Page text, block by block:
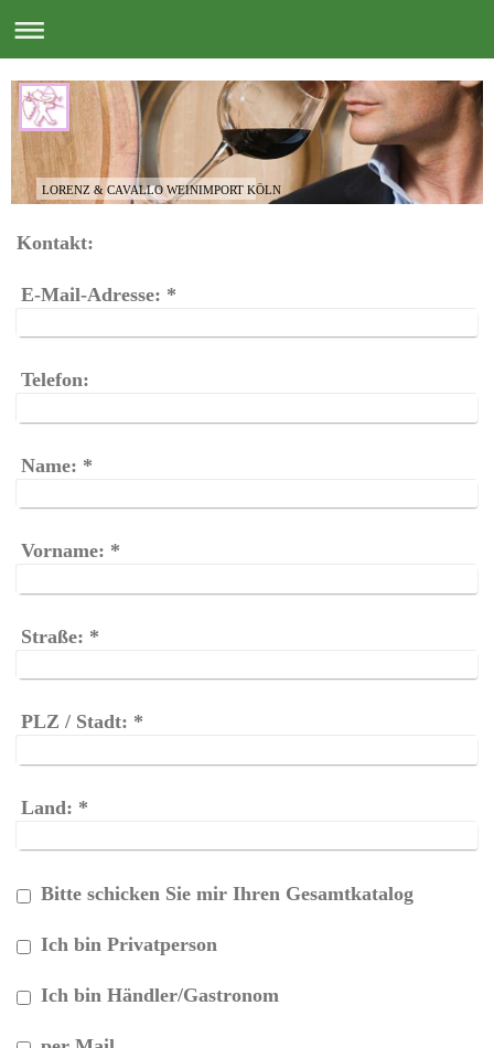
LORENZ & CAVALLO WEINIMPORT KÖLN
Kontakt:
E-Mail-Adresse: *
Telefon:
Name: *
Vorname: *
Straße: *
PLZ / Stadt: *
Land: *
Bitte schicken Sie mir Ihren Gesamtkatalog
Ich bin Privatperson
Ich bin Händler/Gastronom